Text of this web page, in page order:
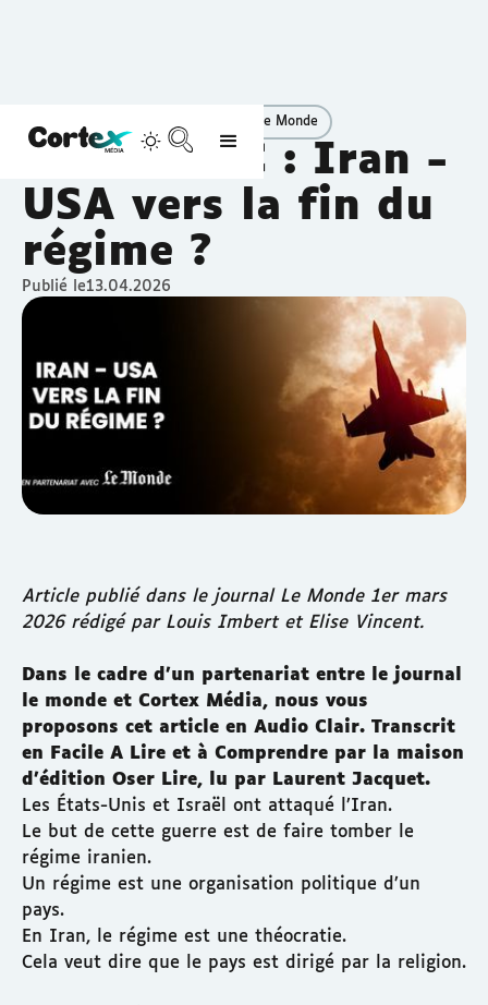
En partenariat avec Le Monde
ACTU FALC : Iran -
USA vers la fin du
régime ?
Publié le13.04.2026
Article publié dans le journal Le Monde 1er mars
2026 rédigé par Louis Imbert et Elise Vincent.
Dans le cadre d’un partenariat entre le journal
le monde et Cortex Média, nous vous
proposons cet article en Audio Clair. Transcrit
en Facile A Lire et à Comprendre par la maison
d’édition Oser Lire, lu par Laurent Jacquet.
Les États-Unis et Israël ont attaqué l’Iran.
Le but de cette guerre est de faire tomber le
régime iranien.
Un régime est une organisation politique d’un
pays.
En Iran, le régime est une théocratie.
Cela veut dire que le pays est dirigé par la religion.